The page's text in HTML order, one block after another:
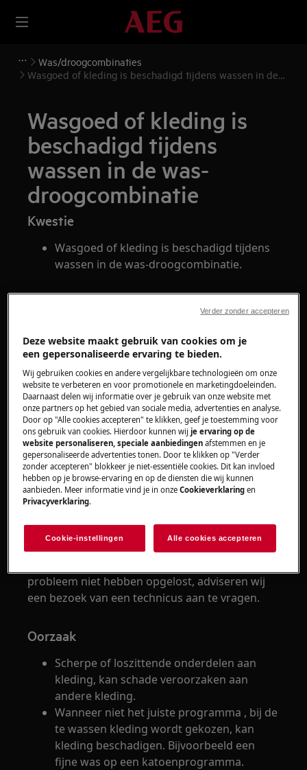
Was/droogcombinaties
Wasgoed of kleding is beschadigd tijdens wassen in de
Wasgoed of kleding is
beschadigd tijdens
wassen in de was-
droogcombinatie
Kwestie
Wasgoed of kleding is beschadigd tijdens
wassen in de was-droogcombinatie.
Heeft betrekking op
Oplossing
Controleer de kleding die gewassen wordt
of deze geen scherpe of loszittende
onderdelen bevat.
Kies het juiste programma , bij de te
wassen kleding.
Kies voor een lager toerental van de
centrifuge gang van het gekozen
programma.
Neem contact op met onze servicedienst
voor een afspraak.
probleem niet hebben opgelost, adviseren wij
een bezoek van een technicus aan te vragen.
Oorzaak
Scherpe of loszittende onderdelen aan
kleding, kan schade veroorzaken aan
andere kleding.
Wanneer niet het juiste programma , bij de
te wassen kleding wordt gekozen, kan
kleding beschadigen. Bijvoorbeeld een
fijne was op een katoenprogramma.
Deze website maakt gebruik van cookies om je
een gepersonaliseerde ervaring te bieden.
Wij gebruiken cookies en andere vergelijkbare technologieën om onze
website te verbeteren en voor promotionele en marketingdoeleinden.
Daarnaast delen wij informatie over je gebruik van onze website met
onze partners op het gebied van sociale media, advertenties en analyse.
Door op "Alle cookies accepteren" te klikken, geef je toestemming voor
ons gebruik van cookies. Hierdoor kunnen wijje ervaring op de
website personaliseren, speciale aanbiedingen afstemmen en je
gepersonaliseerde advertenties tonen. Door te klikken op "Verder
zonder accepteren" blokkeer je niet-essentiële cookies. Dit kan invloed
hebben op je browse-ervaring en op de diensten die wij kunnen
aanbieden. Meer informatie vind je in onzeCookieverklaring en
Privacyverklaring.
Cookie-instellingen Alle cookies accepteren
Verder zonder accepteren